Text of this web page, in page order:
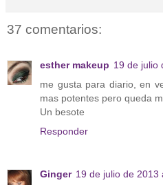
37 comentarios:
esther makeup 19 de julio
me gusta para diario, en
mas potentes pero queda
Un besote
Responder
Ginger 19 de julio de 2013